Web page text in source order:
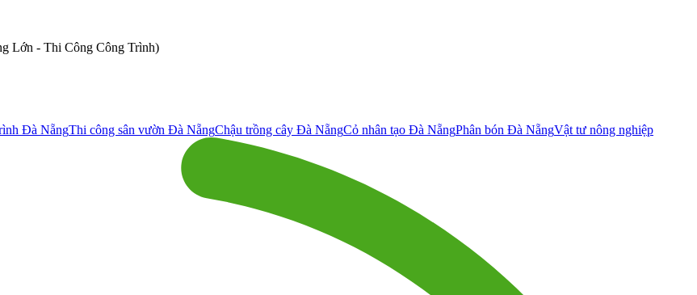
Lớn - Thi Công Công Trình)
Đà NẵngThi công sân vườn Đà NẵngChậu trồng cây Đà NẵngCỏ nhân tạo Đà NẵngPhân bón Đà NẵngVật tư nông nghiệp